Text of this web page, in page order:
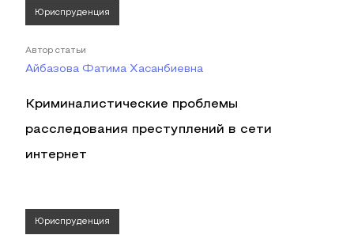
Юриспруденция
Автор статьи
Айбазова Фатима Хасанбиевна
Криминалистические проблемы
расследования преступлений в сети
интернет
Юриспруденция